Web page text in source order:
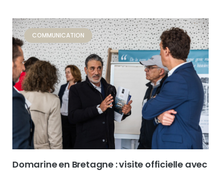
COMMUNICATION
Domarine en Bretagne : visite officielle avec